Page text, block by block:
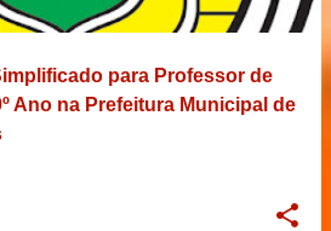
para Professor de
Ano na Prefeitura Municipal de